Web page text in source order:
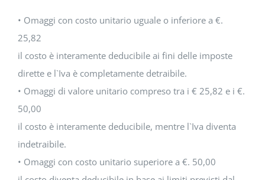
• Omaggi con costo unitario uguale o inferiore a €.
25,82
il costo è interamente deducibile ai fini delle imposte
dirette e l`Iva è completamente detraibile.
• Omaggi di valore unitario compreso tra i € 25,82 e i €.
50,00
il costo è interamente deducibile, mentre l`Iva diventa
indetraibile.
• Omaggi con costo unitario superiore a €. 50,00